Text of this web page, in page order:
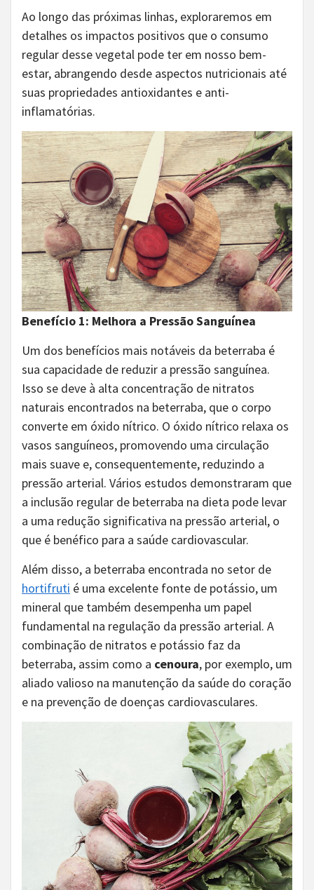
Ao longo das próximas linhas, exploraremos em
detalhes os impactos positivos que o consumo
regular desse vegetal pode ter em nosso bem-
estar, abrangendo desde aspectos nutricionais até
suas propriedades antioxidantes e anti-
inflamatórias.
Benefício 1: Melhora a Pressão Sanguínea
Um dos benefícios mais notáveis da beterraba é
sua capacidade de reduzir a pressão sanguínea.
Isso se deve à alta concentração de nitratos
naturais encontrados na beterraba, que o corpo
converte em óxido nítrico. O óxido nítrico relaxa os
vasos sanguíneos, promovendo uma circulação
mais suave e, consequentemente, reduzindo a
pressão arterial. Vários estudos demonstraram que
a inclusão regular de beterraba na dieta pode levar
a uma redução significativa na pressão arterial, o
que é benéfico para a saúde cardiovascular.
Além disso, a beterraba encontrada no setor de
hortifruti é uma excelente fonte de potássio, um
mineral que também desempenha um papel
fundamental na regulação da pressão arterial. A
combinação de nitratos e potássio faz da
beterraba, assim como a cenoura, por exemplo, um
aliado valioso na manutenção da saúde do coração
e na prevenção de doenças cardiovasculares.